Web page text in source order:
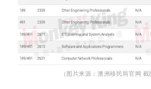
（图片来源：澳洲移民局官网 截